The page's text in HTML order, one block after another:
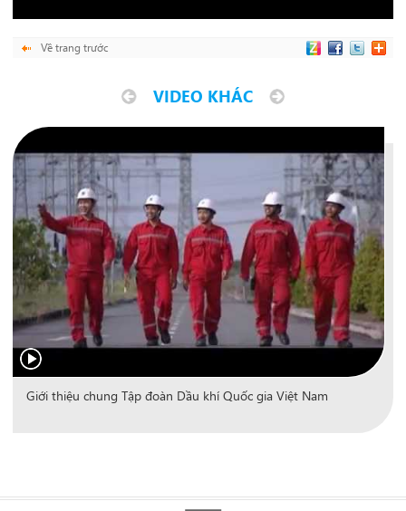
Về trang trước
VIDEO KHÁC
Giới thiệu chung Tập đoàn Dầu khí Quốc gia Việt Nam